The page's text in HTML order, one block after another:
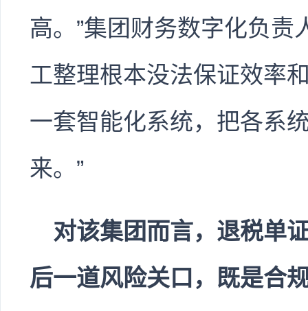
高。”集团财务数字化负责
工整理根本没法保证效率
一套智能化系统，把各系
来。”
对该集团而言，退税单
后一道风险关口，既是合